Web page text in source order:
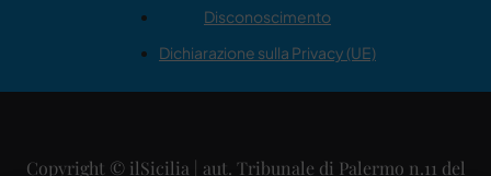
Disconoscimento
Dichiarazione sulla Privacy (UE)
Copyright © ilSicilia | aut. Tribunale di Palermo n.11 del